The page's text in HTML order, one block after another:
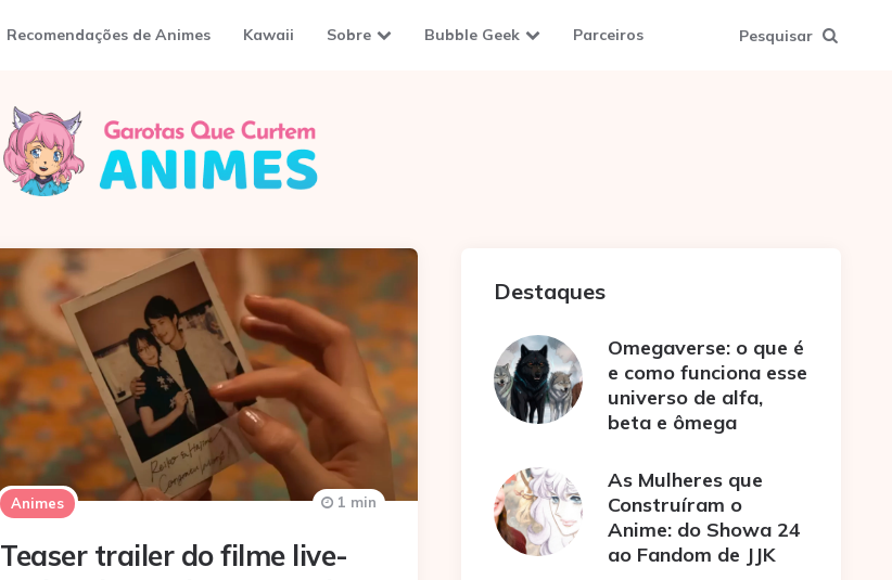
Recomendações de Animes Kawaii Sobre Bubble Geek Parceiros Pesquisar
Animes
Teaser trailer do filme live-
1 min
Destaques
Omegaverse: o que é
e como funciona esse
universo de alfa,
beta e ômega
As Mulheres que
Construíram o
Anime: do Showa 24
ao Fandom de JJK